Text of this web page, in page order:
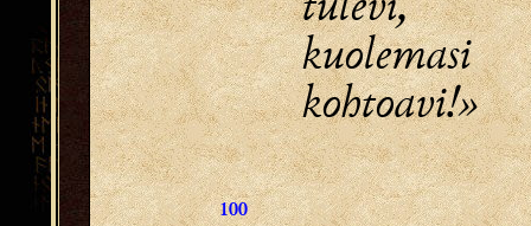
100
kuolemasi
kohtoavi!»